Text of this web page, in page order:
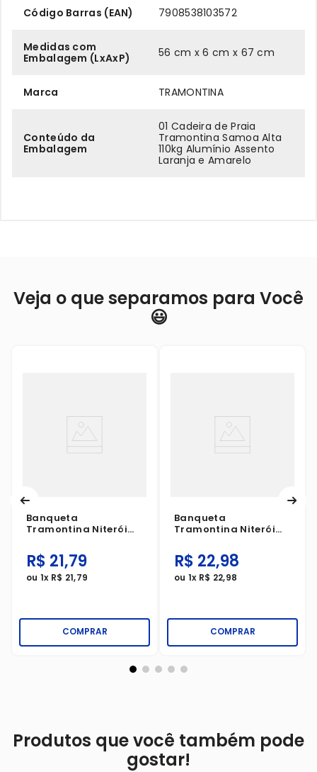
Código Barras (EAN) 7908538103572
Medidas com
Embalagem (LxAxP)
56 cm x 6 cm x 67 cm
Marca TRAMONTINA
Conteúdo da
Embalagem
01 Cadeira de Praia
Tramontina Samoa Alta
110kg Alumínio Assento
Laranja e Amarelo
Veja o que separamos para Você
😃
Banqueta
Tramontina Niterói
R$ 21,79
ou 1x R$ 21,79
COMPRAR
Banqueta
Tramontina Niterói
Vermelha
R$ 22,98
ou 1x R$ 22,98
COMPRAR
Produtos que você também pode
gostar!